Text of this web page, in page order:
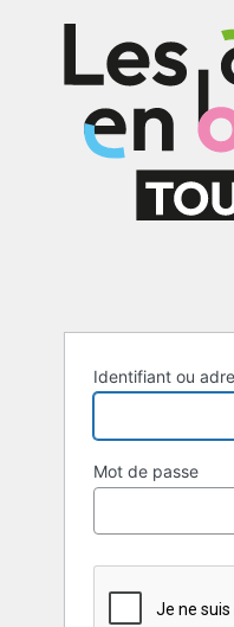
connecter
Identifiant ou
Mot de passe